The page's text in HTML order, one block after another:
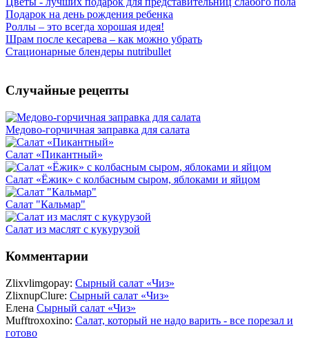
Подарок на день рождения ребенка
Роллы – это всегда хорошая идея!
Шрам после кесарева – как можно убрать
Стационарные блендеры nutribullet
Случайные рецепты
Медово-горчичная заправка для салата
Салат «Пикантный»
Салат «Ёжик» с колбасным сыром, яблоками и яйцом
Салат "Кальмар"
Салат из маслят с кукурузой
Комментарии
Zlixvlimgopay: Сырный салат «Чиз»
ZlixnupClure: Сырный салат «Чиз»
Елена Сырный салат «Чиз»
Mufftroxoxino: Салат, который не надо варить - все порезал и
готово